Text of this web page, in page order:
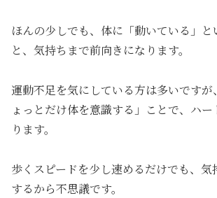
ほんの少しでも、体に「動いている」と
と、気持ちまで前向きになります。
運動不足を気にしている方は多いですが
ょっとだけ体を意識する」ことで、ハ
ります。
歩くスピードを少し速めるだけでも、気
するから不思議です。